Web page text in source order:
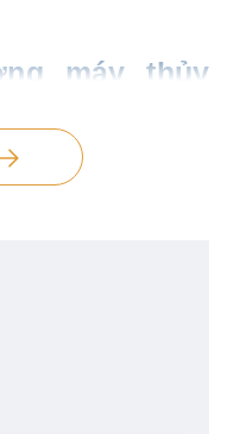
máy thủy
nhôm hoặc nhựa cao
va đập và chịu đựng
các nút điều khiển